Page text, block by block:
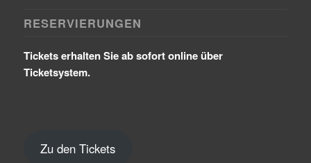
RESERVIERUNGEN
Tickets erhalten Sie ab sofort online über
Ticketsystem.
Zu den Tickets